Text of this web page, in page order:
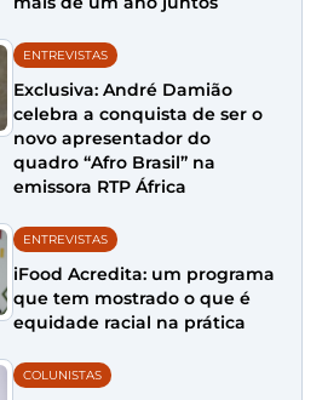
ENTREVISTAS
Exclusiva: André Damião
celebra a conquista de ser o
novo apresentador do
quadro “Afro Brasil” na
emissora RTP África
ENTREVISTAS
iFood Acredita: um programa
que tem mostrado o que é
equidade racial na prática
COLUNISTAS